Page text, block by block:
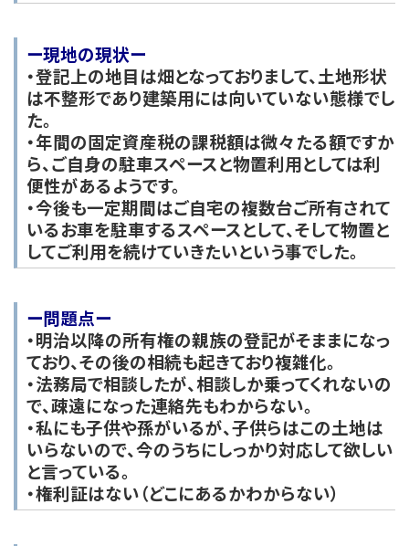
ー現地の現状ー
・登記上の地目は畑となっておりまして、土地形状
は不整形であり建築用には向いていない態様でし
た。
・年間の固定資産税の課税額は微々たる額ですか
ら、ご自身の駐車スペースと物置利用としては利
便性があるようです。
・今後も一定期間はご自宅の複数台ご所有されて
いるお車を駐車するスペースとして、そして物置と
してご利用を続けていきたいという事でした。
ー問題点ー
・明治以降の所有権の親族の登記がそままになっ
ており、その後の相続も起きており複雑化。
・法務局で相談したが、相談しか乗ってくれないの
で、疎遠になった連絡先もわからない。
・私にも子供や孫がいるが、子供らはこの土地は
いらないので、今のうちにしっかり対応して欲しい
と言っている。
・権利証はない（どこにあるかわからない）